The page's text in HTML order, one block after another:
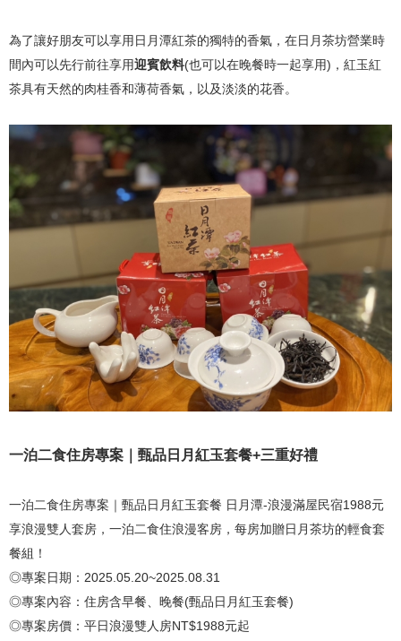
為了讓好朋友可以享用日月潭紅茶的獨特的香氣，在日月茶坊營業時
間內可以先行前往享用迎賓飲料(也可以在晚餐時一起享用)，紅玉紅
茶具有天然的肉桂香和薄荷香氣，以及淡淡的花香。
一泊二食住房專案｜甄品日月紅玉套餐+三重好禮
一泊二食住房專案｜甄品日月紅玉套餐 日月潭-浪漫滿屋民宿1988元
享浪漫雙人套房，一泊二食住浪漫客房，每房加贈日月茶坊的輕食套
餐組！
◎專案日期：2025.05.20~2025.08.31
◎專案內容：住房含早餐、晚餐(甄品日月紅玉套餐)
◎專案房價：平日浪漫雙人房NT$1988元起